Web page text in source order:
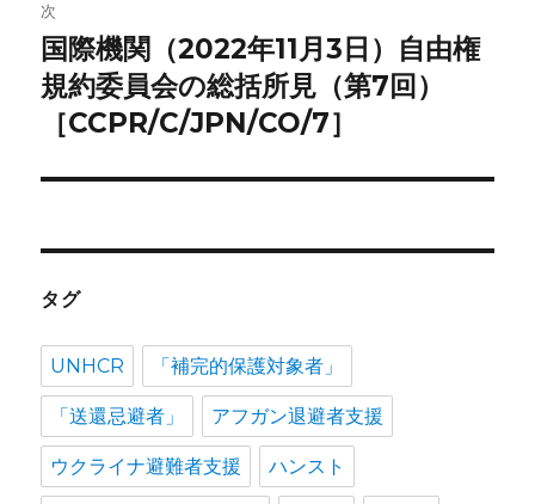
シ
ョ
ン
次
次
の
投
国際機関（2022年11月3日）自由権
規約委員会の総括所見（第7回）
［CCPR/C/JPN/CO/7］
タグ
UNHCR 「補完的保護対象者」
「送還忌避者」 アフガン退避者支援
ウクライナ避難者支援 ハンスト